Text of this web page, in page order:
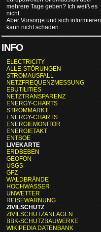
mehrere Tage geben? Ich weiß es
nicht.
Aber Vorsorge und sich informieren
kann nicht schaden.
INFO
ELECTRICITY
ALLE-STÖRUNGEN
STROMAUSFALL
NETZFREQUENZMESSUNG
EBUTILITIES
NETZTRANSPARENZ
ENERGY-CHARTS
STROMMARKT
ENERGY-CHARTS
ENERGIEMONITOR
ENERGIETAKT
ENTSOE
LIVEKARTE
ERDBEBEN
GEOFON
USGS
GFZ
WALDBRÄNDE
HOCHWASSER
UNWETTER
REISEWARNUNG
ZIVILSCHUTZ
ZIVILSCHUTZANLAGEN
BBK-SCHUTZBAUWERKE
WIKIPEDIA DATENBANK